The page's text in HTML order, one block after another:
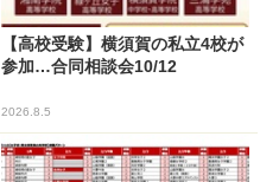
【高校受験】横須賀の私立4校が
参加…合同相談会10/12
2026.8.5